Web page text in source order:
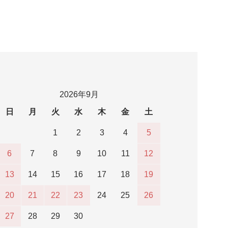
2026年9月
日
月 火 水 木 金 土
1 2 3 4 5
6 7 8 9 10 11 12
13 14 15 16 17 18 19
20 21 22 23 24 25 26
27 28 29 30